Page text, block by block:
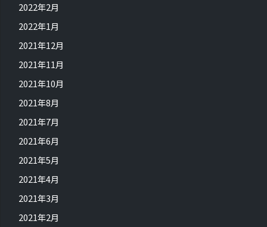
2022年2月
2022年1月
2021年12月
2021年11月
2021年10月
2021年8月
2021年7月
2021年6月
2021年5月
2021年4月
2021年3月
2021年2月